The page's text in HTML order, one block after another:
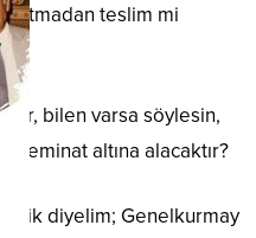
atmadan teslim mi
bilen varsa söylesin,
teminat altına alacaktır?
diyelim; Genelkurmay